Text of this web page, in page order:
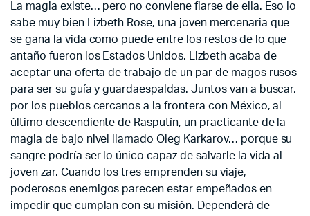
La magia existe… pero no conviene fiarse de ella. Eso lo
sabe muy bien Lizbeth Rose, una joven mercenaria que
se gana la vida como puede entre los restos de lo que
antaño fueron los Estados Unidos. Lizbeth acaba de
aceptar una oferta de trabajo de un par de magos rusos
para ser su guía y guardaespaldas. Juntos van a buscar,
por los pueblos cercanos a la frontera con México, al
último descendiente de Rasputín, un practicante de la
magia de bajo nivel llamado Oleg Karkarov… porque su
sangre podría ser lo único capaz de salvarle la vida al
joven zar. Cuando los tres emprenden su viaje,
poderosos enemigos parecen estar empeñados en
impedir que cumplan con su misión. Dependerá de